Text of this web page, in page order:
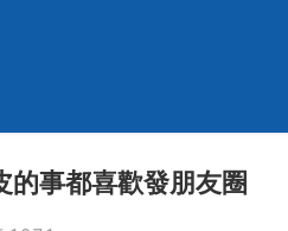
的事都喜歡發朋友圈